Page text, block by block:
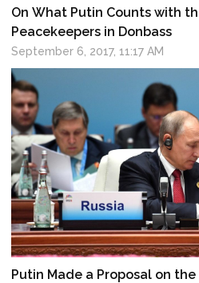
On What Putin Counts with
Peacekeepers in Donbass
September 6, 2017, 11:17 AM
Putin Made a Proposal on